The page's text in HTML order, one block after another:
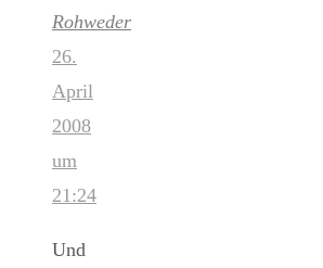
Rohweder
26.
April
2008
um
21:24
Und